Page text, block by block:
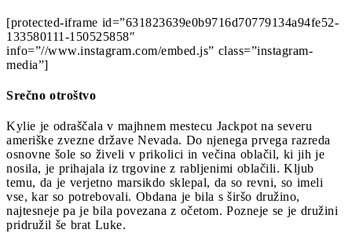
[protected-iframe id=”631823639e0b9716d70779134a94fe52-
133580111-150525858″
info=”//www.instagram.com/embed.js” class=”instagram-
media”]
Srečno otroštvo
Kylie je odraščala v majhnem mestecu Jackpot na severu
ameriške zvezne države Nevada. Do njenega prvega razreda
osnovne šole so živeli v prikolici in večina oblačil, ki jih je
nosila, je prihajala iz trgovine z rabljenimi oblačili. Kljub
temu, da je verjetno marsikdo sklepal, da so revni, so imeli
vse, kar so potrebovali. Obdana je bila s širšo družino,
najtesneje pa je bila povezana z očetom. Pozneje se je družini
pridružil še brat Luke.